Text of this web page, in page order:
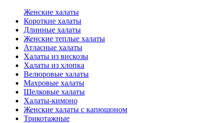
Женские халаты
Короткие халаты
Длинные халаты
Женские теплые халаты
Атласные халаты
Халаты из вискозы
Халаты из хлопка
Велюровые халаты
Махровые халаты
Шелковые халаты
Халаты-кимоно
Женские халаты с капюшоном
Трикотажные